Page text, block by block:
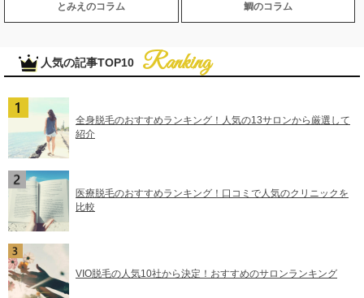
とみえのコラム 鯛のコラム
人気の記事TOP10
全身脱毛のおすすめランキング！人気の13サロンから厳選して
紹介
医療脱毛のおすすめランキング！口コミで人気のクリニックを
比較
VIO脱毛の人気10社から決定！おすすめのサロンランキング